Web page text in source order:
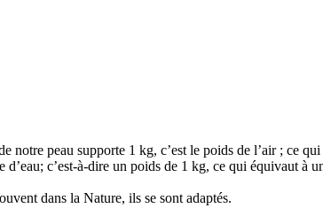
notre peau supporte 1 kg, c’est le poids de l’air ; ce
c’est-à-dire un poids de 1 kg, ce qui équivaut
dans la Nature, ils se sont adaptés.